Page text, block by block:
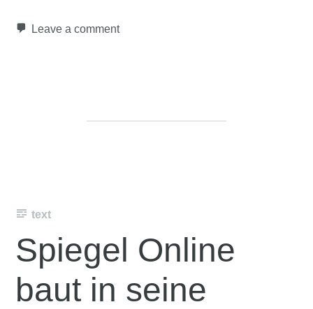
Leave a comment
text
Spiegel Online
baut in seine